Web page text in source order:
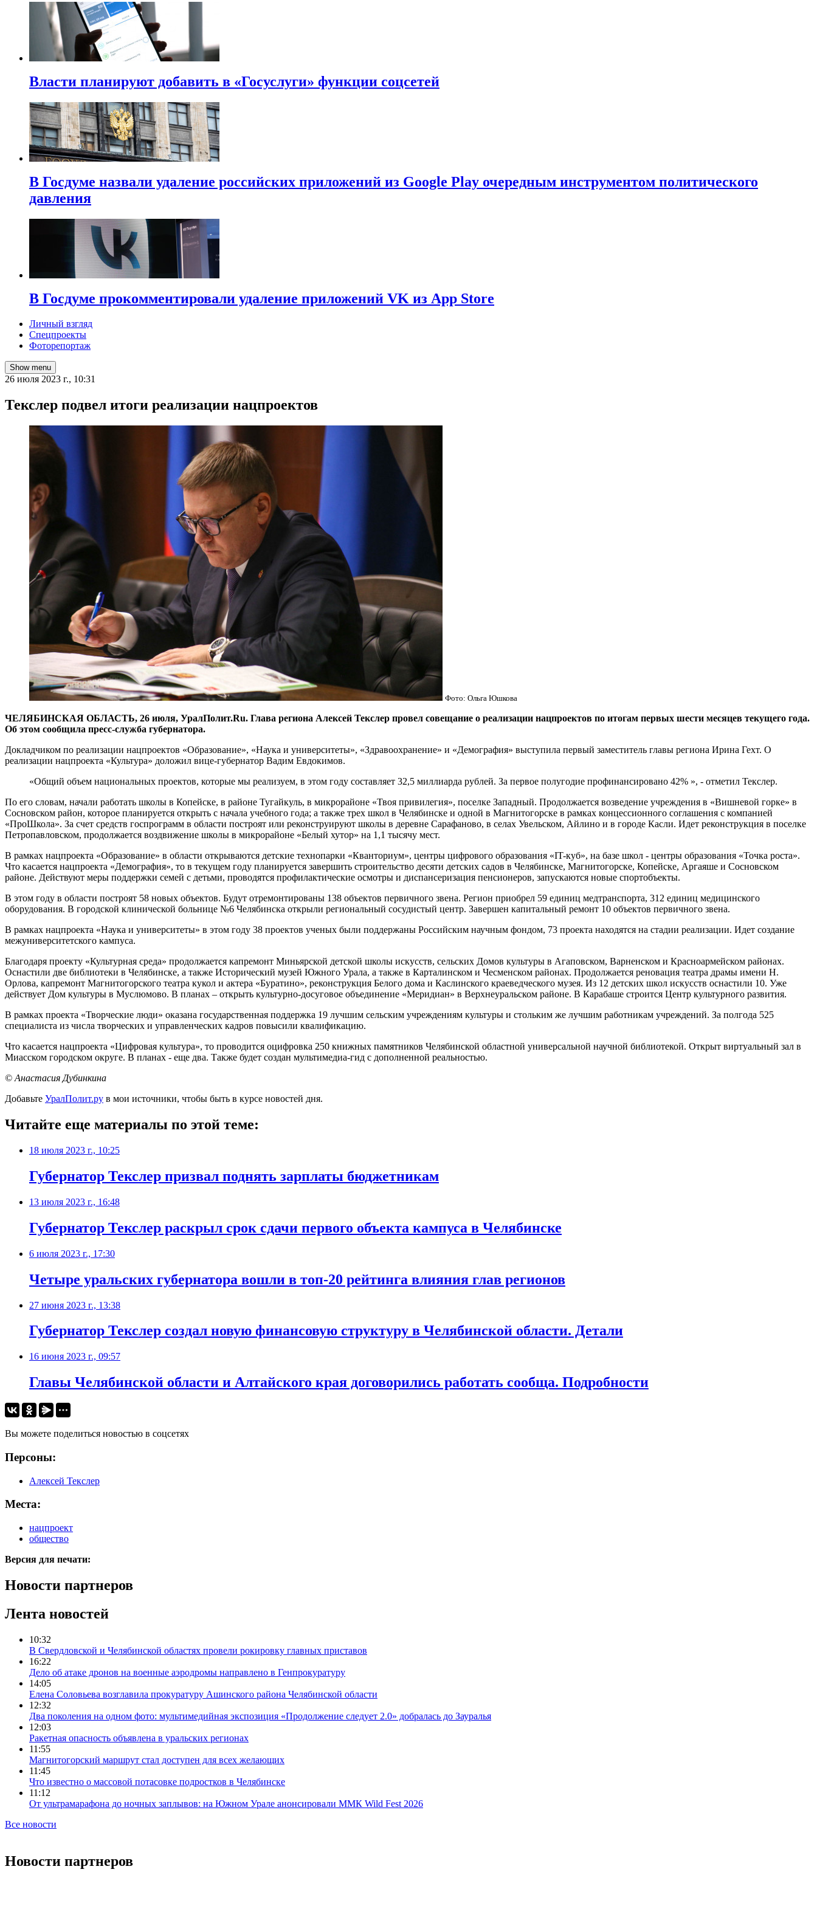
Власти планируют добавить в «Госуслуги» функции соцсетей
В Госдуме назвали удаление российских приложений из Google Play очередным инструментом политического
давления
В Госдуме прокомментировали удаление приложений VK из App Store
Личный взгляд
Спецпроекты
Фоторепортаж
Show menu
26 июля 2023 г., 10:31
Текслер подвел итоги реализации нацпроектов
Фото: Ольга Юшкова
ЧЕЛЯБИНСКАЯ ОБЛАСТЬ, 26 июля, УралПолит.Ru. Глава региона Алексей Текслер провел совещание о реализации нацпроектов по итогам первых шести месяцев текущего года.
Об этом сообщила пресс-служба губернатора.
Докладчиком по реализации нацпроектов «Образование», «Наука и университеты», «Здравоохранение» и «Демография» выступила первый заместитель главы региона Ирина Гехт. О
реализации нацпроекта «Культура» доложил вице-губернатор Вадим Евдокимов.
«Общий объем национальных проектов, которые мы реализуем, в этом году составляет 32,5 миллиарда рублей. За первое полугодие профинансировано 42% », - отметил Текслер.
По его словам, начали работать школы в Копейске, в районе Тугайкуль, в микрорайоне «Твоя привилегия», поселке Западный. Продолжается возведение учреждения в «Вишневой горке» в
Сосновском район, которое планируется открыть с начала учебного года; а также трех школ в Челябинске и одной в Магнитогорске в рамках концессионного соглашения с компанией
«ПроШкола». За счет средств госпрограмм в области построят или реконструируют школы в деревне Сарафаново, в селах Увельском, Айлино и в городе Касли. Идет реконструкция в поселке
Петропавловском, продолжается воздвижение школы в микрорайоне «Белый хутор» на 1,1 тысячу мест.
В рамках нацпроекта «Образование» в области открываются детские технопарки «Кванториум», центры цифрового образования «IT-куб», на базе школ - центры образования «Точка роста».
Что касается нацпроекта «Демография», то в текущем году планируется завершить строительство десяти детских садов в Челябинске, Магнитогорске, Копейске, Аргаяше и Сосновском
районе. Действуют меры поддержки семей с детьми, проводятся профилактические осмотры и диспансеризация пенсионеров, запускаются новые спортобъекты.
В этом году в области построят 58 новых объектов. Будут отремонтированы 138 объектов первичного звена. Регион приобрел 59 единиц медтранспорта, 312 единиц медицинского
оборудования. В городской клинической больнице №6 Челябинска открыли региональный сосудистый центр. Завершен капитальный ремонт 10 объектов первичного звена.
В рамках нацпроекта «Наука и университеты» в этом году 38 проектов ученых были поддержаны Российским научным фондом, 73 проекта находятся на стадии реализации. Идет создание
межуниверситетского кампуса.
Благодаря проекту «Культурная среда» продолжается капремонт Миньярской детской школы искусств, сельских Домов культуры в Агаповском, Варненском и Красноармейском районах.
Оснастили две библиотеки в Челябинске, а также Исторический музей Южного Урала, а также в Карталинском и Чесменском районах. Продолжается реновация театра драмы имени Н.
Орлова, капремонт Магнитогорского театра кукол и актера «Буратино», реконструкция Белого дома и Каслинского краеведческого музея. Из 12 детских школ искусств оснастили 10. Уже
действует Дом культуры в Муслюмово. В планах – открыть культурно-досуговое объединение «Меридиан» в Верхнеуральском районе. В Карабаше строится Центр культурного развития.
В рамках проекта «Творческие люди» оказана государственная поддержка 19 лучшим сельским учреждениям культуры и стольким же лучшим работникам учреждений. За полгода 525
специалиста из числа творческих и управленческих кадров повысили квалификацию.
Что касается нацпроекта «Цифровая культура», то проводится оцифровка 250 книжных памятников Челябинской областной универсальной научной библиотекой. Открыт виртуальный зал в
Миасском городском округе. В планах - еще два. Также будет создан мультимедиа-гид с дополненной реальностью.
© Анастасия Дубинкина
Добавьте УралПолит.ру в мои источники, чтобы быть в курсе новостей дня.
Читайте еще материалы по этой теме:
18 июля 2023 г., 10:25
Губернатор Текслер призвал поднять зарплаты бюджетникам
13 июля 2023 г., 16:48
Губернатор Текслер раскрыл срок сдачи первого объекта кампуса в Челябинске
6 июля 2023 г., 17:30
Четыре уральских губернатора вошли в топ-20 рейтинга влияния глав регионов
27 июня 2023 г., 13:38
Губернатор Текслер создал новую финансовую структуру в Челябинской области. Детали
16 июня 2023 г., 09:57
Главы Челябинской области и Алтайского края договорились работать сообща. Подробности
Вы можете поделиться новостью в соцсетях
Персоны:
Алексей Текслер
Места:
нацпроект
общество
Версия для печати:
Новости партнеров
Лента новостей
10:32
В Свердловской и Челябинской областях провели рокировку главных приставов
16:22
Дело об атаке дронов на военные аэродромы направлено в Генпрокуратуру
14:05
Елена Соловьева возглавила прокуратуру Ашинского района Челябинской области
12:32
Два поколения на одном фото: мультимедийная экспозиция «Продолжение следует 2.0» добралась до Зауралья
12:03
Ракетная опасность объявлена в уральских регионах
11:55
Магнитогорский маршрут стал доступен для всех желающих
11:45
Что известно о массовой потасовке подростков в Челябинске
11:12
От ультрамарафона до ночных заплывов: на Южном Урале анонсировали ММК Wild Fest 2026
Все новости
Новости партнеров